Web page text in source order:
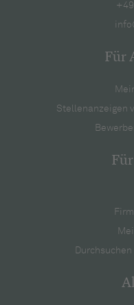
Für
Stellenanzeigen